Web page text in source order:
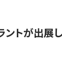
ントが出展